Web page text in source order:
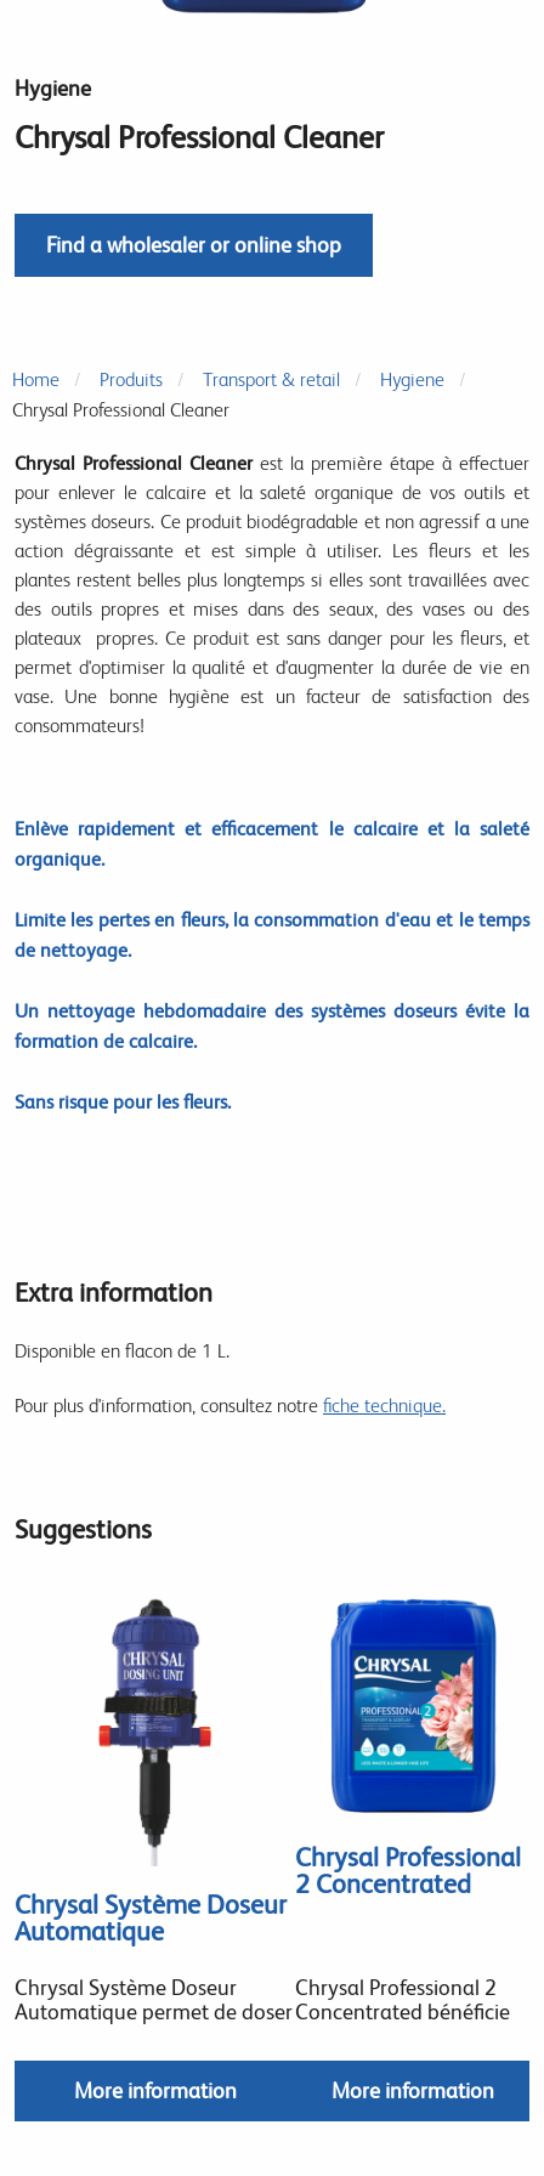
Hygiene
Chrysal Professional Cleaner
Find a wholesaler or online shop
Home Produits Transport & retail
Hygiene
Chrysal Professional Cleaner
Chrysal Professional Cleanerest la première étape à effectuer
pour enlever le calcaire et la saleté organique de vos outils et
systèmes doseurs. Ce produit biodégradable et non agressif a une
action dégraissante et est simple à utiliser. Les fleurs et les
plantes restent belles plus longtemps si elles sont travaillées avec
des outils propres et mises dans des seaux, des vases ou des
plateaux propres. Ce produit est sans danger pour les fleurs, et
permet d'optimiser la qualité et d'augmenter la durée de vie en
vase. Une bonne hygiène est un facteur de satisfaction des
consommateurs!
Enlève rapidement et efficacement le calcaire et la saleté
organique.
Limite les pertes en fleurs, la consommation d'eau et le temps
de nettoyage.
Un nettoyage hebdomadaire des systèmes doseurs évite la
formation de calcaire.
Sans risque pour les fleurs.
Extra information
Disponible en flacon de 1 L.
Pour plus d'information, consultez notre fiche technique.
Suggestions
Chrysal Système Doseur
Automatique
Chrysal Système Doseur
Automatique permet de doser
More information
Chrysal Professional
2 Concentrated
Chrysal Professional 2
Concentrated bénéficie
More information